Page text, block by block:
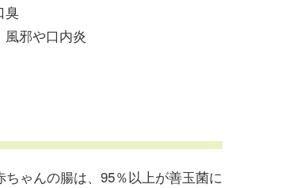
臭
風邪や口内炎
ゃんの腸は、95％以上が善玉菌に